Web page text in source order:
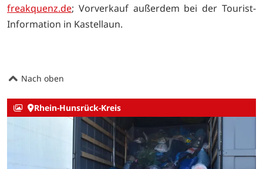
freakquenz.de; Vorverkauf außerdem bei der Tourist-
Information in Kastellaun.
Nach oben
Rhein-Hunsrück-Kreis